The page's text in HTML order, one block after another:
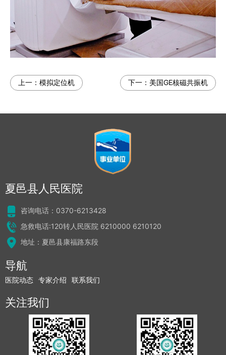
上一： 模拟定位机 下一： 美国GE核磁共振机
夏邑县人民医院
咨询电话：0370-6213428
急救电话:120转人民医院 6210000 6210120
地址：夏邑县康福路东段
导航
医院动态 专家介绍 联系我们
关注我们